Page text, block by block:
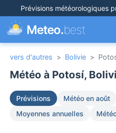
Prévisions météorologiques
Meteo.best
vers d'autres > Bolivie >
Météo à Potosí,
Prévisions Météo en août
Moyennes annuelles